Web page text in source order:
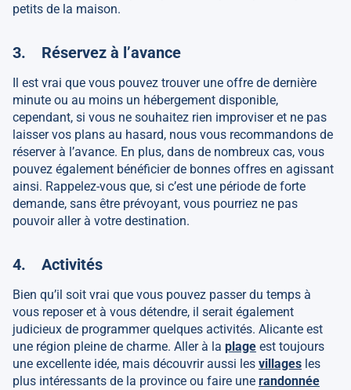
petits de la maison.
3. Réservez à l’avance
Il est vrai que vous pouvez trouver une offre de dernière
minute ou au moins un hébergement disponible,
cependant, si vous ne souhaitez rien improviser et ne pas
laisser vos plans au hasard, nous vous recommandons de
réserver à l’avance. En plus, dans de nombreux cas, vous
pouvez également bénéficier de bonnes offres en agissant
ainsi. Rappelez-vous que, si c’est une période de forte
demande, sans être prévoyant, vous pourriez ne pas
pouvoir aller à votre destination.
4. Activités
Bien qu’il soit vrai que vous pouvez passer du temps à
vous reposer et à vous détendre, il serait également
judicieux de programmer quelques activités. Alicante est
une région pleine de charme. Aller à la plage est toujours
une excellente idée, mais découvrir aussi les villages les
plus intéressants de la province ou faire une randonnée